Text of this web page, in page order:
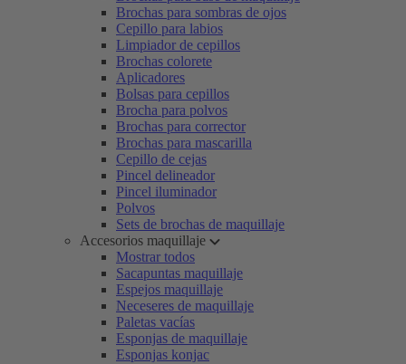
Brochas para sombras de ojos
Cepillo para labios
Limpiador de cepillos
Brochas colorete
Aplicadores
Bolsas para cepillos
Brocha para polvos
Brochas para corrector
Brochas para mascarilla
Cepillo de cejas
Pincel delineador
Pincel iluminador
Polvos
Sets de brochas de maquillaje
Accesorios maquillaje
Mostrar todos
Sacapuntas maquillaje
Espejos maquillaje
Neceseres de maquillaje
Paletas vacías
Esponjas de maquillaje
Esponjas konjac